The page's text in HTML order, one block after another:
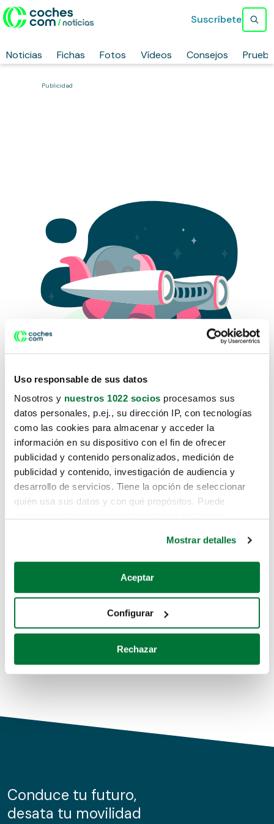
Uso responsable de sus datos
Nosotros y nuestros 1022 socios procesamos sus
datos personales, p.ej., su dirección IP, con tecnologías
como las cookies para almacenar y acceder la
información en su dispositivo con el fin de ofrecer
publicidad y contenido personalizados, medición de
publicidad y contenido, investigación de audiencia y
desarrollo de servicios. Tiene la opción de seleccionar
quién usa sus datos y con qué propósitos. Puede
Si lo permite, también quisiéramos:
Recopilar información sobre su ubicación geográfica
Identificar su dispositivo analizándolo activamente
para buscar características específicas (huellas
Obtenga más información sobre cómo se procesan sus
de cookies.
información sobre el uso que haga del sitio web con
nuestros partners de redes sociales, publicidad y análisis
Mostrar detalles
Aceptar
Configurar
Rechazar
Noticias Fichas Fotos Vídeos Consejos
Suscríbete
Publicidad
Lo sentimos, no sabemos como
te hemos traido hasta aquí.
Pero puedes encontrar el coche que estás
buscando en alguno de estos enlaces:
Coches de segunda mano
Coches de km0
Conduce tu futuro,
desata tu movilidad